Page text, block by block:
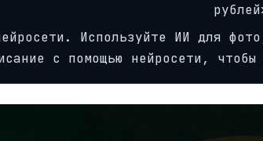
Используйте ИИ для
с помощью нейросети,